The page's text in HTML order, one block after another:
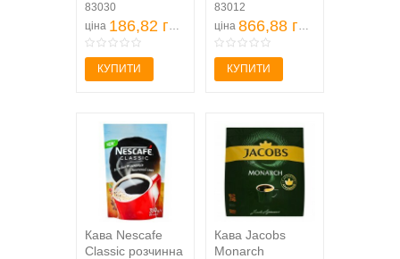
натуральна
розчинна
сублімована 50г
83030
ціна 186,82 грн
КУПИТИ
сублімована
360г
83012
ціна 866,88 грн
КУПИТИ
Кава Nescafe
Classic розчинна
Кава Jacobs
Monarch